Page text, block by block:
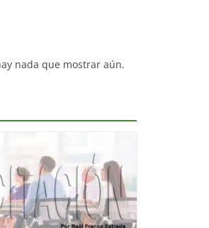
nada que mostrar aún.